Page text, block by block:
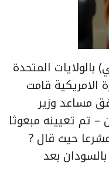
المتحدة
الامريكية قامت
مساعد وزير
– تم تعيينه مبعوثا
للسودان بعد مطالبة 70 مشرعا حيث قال ?
بعد